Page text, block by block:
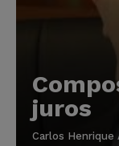
juros
Carlos Henrique